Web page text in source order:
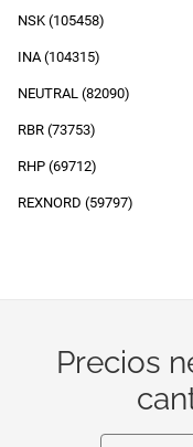
NSK (105458)
INA (104315)
NEUTRAL (82090)
RBR (73753)
RHP (69712)
REXNORD (59797)
Precios